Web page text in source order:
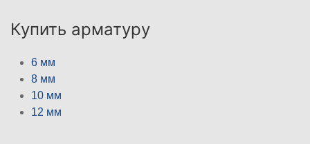
Купить арматуру
6 мм
8 мм
10 мм
12 мм